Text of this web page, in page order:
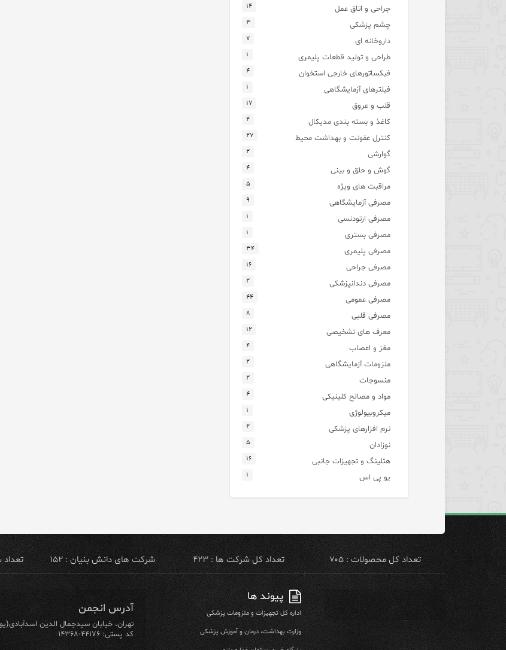
جراحی و اتاق عمل ۱۴
چشم پزشکی ۳
داروخانه ای ۷
طراحی و تولید قطعات پلیمری ۱
فیکساتورهای خارجی استخوان ۴
فیلترهای آزمایشگاهی ۱
قلب و عروق ۱۷
کاغذ و بسته بندی مدیکال ۴
کنترل عفونت و بهداشت محیط ۲۷
گوارشی ۲
گوش و حلق و بینی ۴
مراقبت های ویژه ۵
مصرفی آزمایشگاهی ۹
مصرفی ارتودنسی ۱
مصرفی بستری ۱
مصرفی پلیمری ۳۴
مصرفی جراحی ۱۶
مصرفی دندانپزشکی ۲
مصرفی عمومی ۴۴
مصرفی قلبی ۸
معرف های تشخیصی ۱۲
مغز و اعصاب ۴
ملزومات آزمایشگاهی ۲
منسوجات ۲
مواد و مصالح کلینیکی ۴
میکروبیولوژی ۱
نرم افزارهای پزشکی ۲
نوزادان ۵
هتلینگ و تجهیزات جانبی ۱۶
یو پی اس ۱
تعداد کل محصولات : ۷۰۵ تعداد کل شرکت ها : ۴۲۳ شرکت های دانش بنیان : ۱۵۲ تعداد
پیوند ها
اداره کل تجهیزات و ملزومات پزشکی
وزارت بهداشت، درمان و آموزش پزشکی
آدرس انجمن
تهران، خیابان سیدجمال الدین اسدآبادی(یوسف آباد)، خیابان ۶۴
کد پستی: ۴۴۱۷۶-۱۴۳۶۸